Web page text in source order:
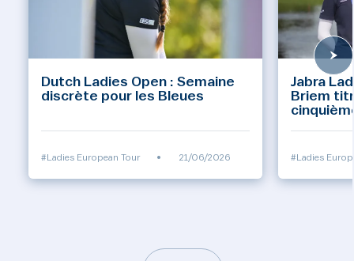
Dutch Ladies Open : Semaine
discrète pour les Bleues
#Ladies European Tour • 21/06/2026
Jabra
Briem
#Ladies